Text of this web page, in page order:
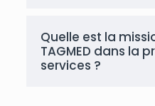
Quelle est la
TAGMED dans la
services ?